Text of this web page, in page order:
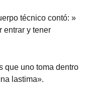
técnico contó: »
entrar y tener
que uno toma dentro
lastima».